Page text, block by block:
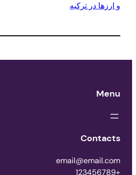
و ارزها در ترکیه
Menu
Contacts
email@email.com
+123456789